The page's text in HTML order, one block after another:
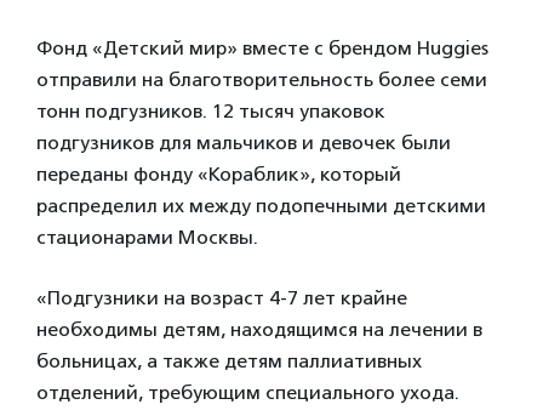
Фонд «Детский мир» вместе с брендом Huggies
отправили на благотворительность более семи
тонн подгузников. 12 тысяч упаковок
подгузников для мальчиков и девочек были
переданы фонду «Кораблик», который
распределил их между подопечными детскими
стационарами Москвы.
«Подгузники на возраст 4-7 лет крайне
необходимы детям, находящимся на лечении в
больницах, а также детям паллиативных
отделений, требующим специального ухода.